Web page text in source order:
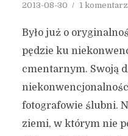
2013-08-30 1 komentarz
Było już o
pędzie ku
cmentarnym. Swoją
fotografowie ślubni.
ziemi, w którym nie